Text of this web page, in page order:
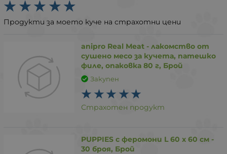
Продукти за моето куче на страхотни цени
anipro Real Мeat - лакомство от
сушено месо за кучета, патешко
филе, опаковка 80 г, Брой
Закупен
Страхотен продукт
PUPPIES с феромони L 60 х 60 см -
30 броя, Брой